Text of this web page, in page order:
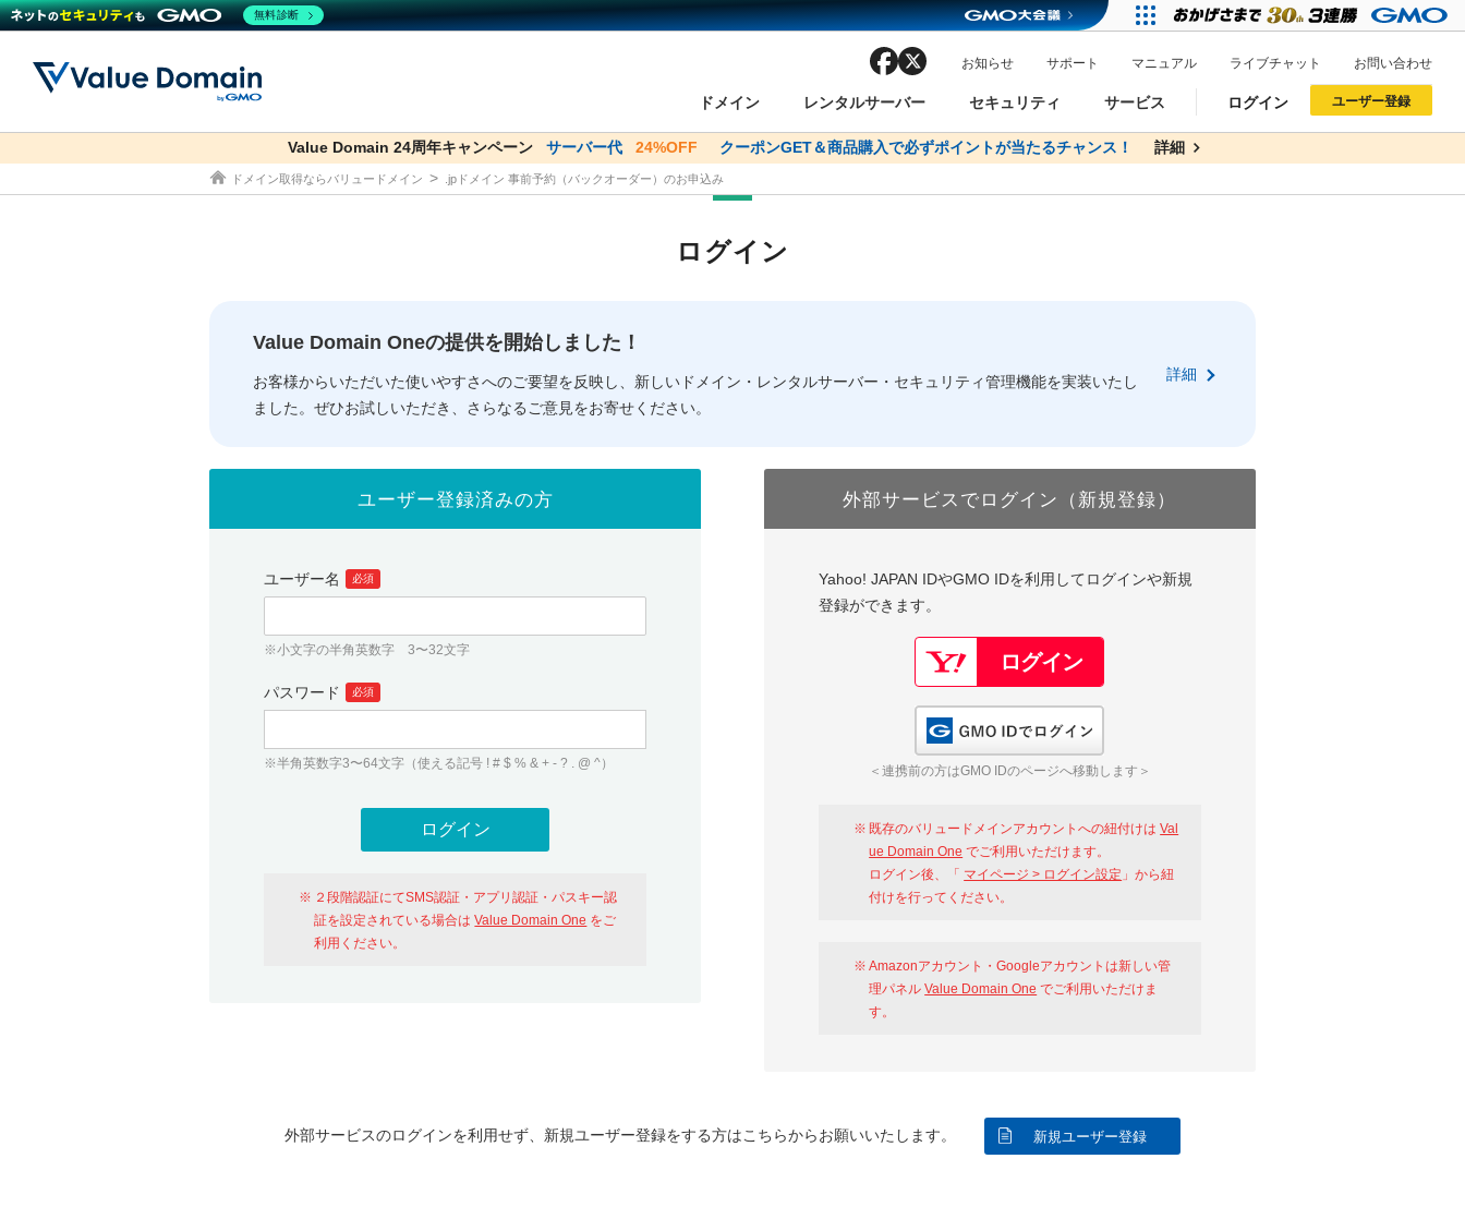
ドメイン
ドメイン ドメイン検索
ドメイン一括検索
人気ドメインの種類 WHOIS検索
レンタルサーバー
レンタルサーバー コアサーバー
セキュリティ
セキュリティ Value Domain ネットde診断
サービス
サービス お得意様割引
バリュードメインAPI
facebook お知らせ サポート マニュアル ライブチャット お問い合わせ
ログイン
従来のバリュードメインをご利用希望の方 おすすめ One レンタルサーバーを含む最新の機能を使う方
以下でもログイン可能
ユーザー登録
従来のバリュードメインをご利用希望の方 おすすめ One レンタルサーバーを含む最新の機能を使う方
以下でも登録可能
Value Domain 24周年キャンペーン サーバー代 24%OFF クーポンGET＆商品購入で必ずポイントが当たるチャンス！ 詳細
co.jpドメイン✕コアサーバーV2ビジネス応援キャンペーン サーバー料金1年間無料 詳細
ドメイン取得ならバリュードメイン .jpドメイン 事前予約（バックオーダー）のお申込み
ログイン
Value Domain Oneの提供を開始しました！
お客様からいただいた使いやすさへのご要望を反映し、新しいドメイン・レンタルサーバー・セキュリティ管理機能を実装いたし
ました。ぜひお試しいただき、さらなるご意見をお寄せください。
詳細
ユーザー登録済みの方
ユーザー名 必須
※小文字の半角英数字 3〜32文字
パスワード 必須
※半角英数字3〜64文字（使える記号 ! # $ % & + - ? . @ ^）
２段階認証にてSMS認証・アプリ認証・パスキー認
証を設定されている場合はValue Domain One をご
利用ください。
外部サービスでログイン（新規登録）
Yahoo! JAPAN IDやGMO IDを利用してログインや新規
登録ができます。
＜連携前の方はGMO IDのページへ移動します＞
既存のバリュードメインアカウントへの紐付けはVal
ue Domain One でご利用いただけます。
ログイン後、「 マイページ > ログイン設定 」から紐
付けを行ってください。
Amazonアカウント・Googleアカウントは新しい管
理パネルValue Domain One でご利用いただけま
す。
外部サービスのログインを利用せず、新規ユーザー登録をする方はこちらからお願いいたします。 新規ユーザー登録
無料診断